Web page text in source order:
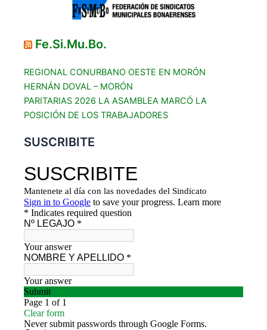
Fe.Si.Mu.Bo.
REGIONAL CONURBANO OESTE EN MORÓN
HERNÁN DOVAL – MORÓN
PARITARIAS 2026 LA ASAMBLEA MARCÓ LA
POSICIÓN DE LOS TRABAJADORES
SUSCRIBITE